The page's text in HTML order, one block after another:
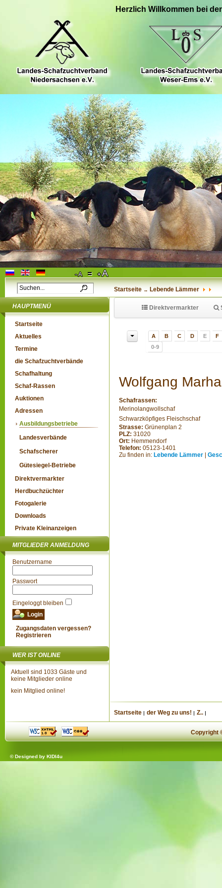
Herzlich Willkommen bei
Startseite .. Lebende Lämmer
HAUPTMENÜ
Startseite
Aktuelles
Termine
die Schafzuchtverbände
Schafhaltung
Schaf-Rassen
Auktionen
Adressen
Ausbildungsbetriebe
Landesverbände
Schafscherer
Gütesiegel-Betriebe
Direktvermarkter
Herdbuchzüchter
Fotogalerie
Downloads
Private Kleinanzeigen
MITGLIEDER ANMELDUNG
Benutzername
Passwort
Eingeloggt bleiben
Zugangsdaten vergessen?
Registrieren
WER IST ONLINE
Aktuell sind 1033 Gäste und
keine Mitglieder online
kein Mitglied online!
Direktvermarkter
A B C D E
F
0-9
Wolfgang
Schafrassen:
Merinolangwollschaf
Schwarzköpfiges Fleischschaf
Strasse: Grünenplan 2
PLZ: 31020
Ort: Hemmendorf
Telefon: 05123-1401
Zu finden in: Lebende Lämmer
Startseite der Weg zu uns! Z..
Copyright
© Designed by KIDI4u